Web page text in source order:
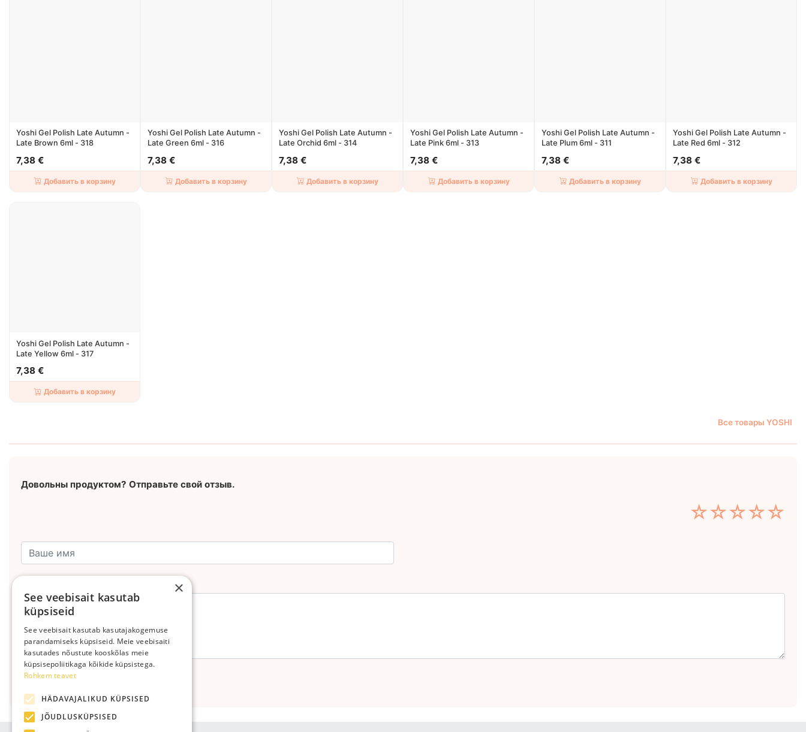
Yoshi Gel Polish Late Autumn -
Late Brown 6ml - 318
7,38 €
Добавить в корзину
Yoshi Gel Polish Late Autumn -
Late Green 6ml - 316
7,38 €
Добавить в корзину
Yoshi Gel Polish Late Autumn -
Late Orchid 6ml - 314
7,38 €
Добавить в корзину
Yoshi Gel Polish Late Autumn -
Late Pink 6ml - 313
7,38 €
Добавить в корзину
Yoshi Gel Polish Late Autumn -
Late Plum 6ml - 311
7,38 €
Добавить в корзину
Yoshi Gel Polish Late Autumn -
Late Red 6ml - 312
7,38 €
Добавить в корзину
Yoshi Gel Polish Late Autumn -
Late Yellow 6ml - 317
7,38 €
Добавить в корзину
Все товары YOSHI
Довольны продуктом? Отправьте свой отзыв.
☆
☆
☆
☆
☆
Отправить
×
See veebisait kasutab
küpsiseid
See veebisait kasutab kasutajakogemuse
parandamiseks küpsiseid. Meie veebisaiti
kasutades nõustute kooskõlas meie
küpsisepoliitikaga kõikide küpsistega.
Rohkem teavet
HÄDAVAJALIKUD KÜPSISED
JÕUDLUSKÜPSISED